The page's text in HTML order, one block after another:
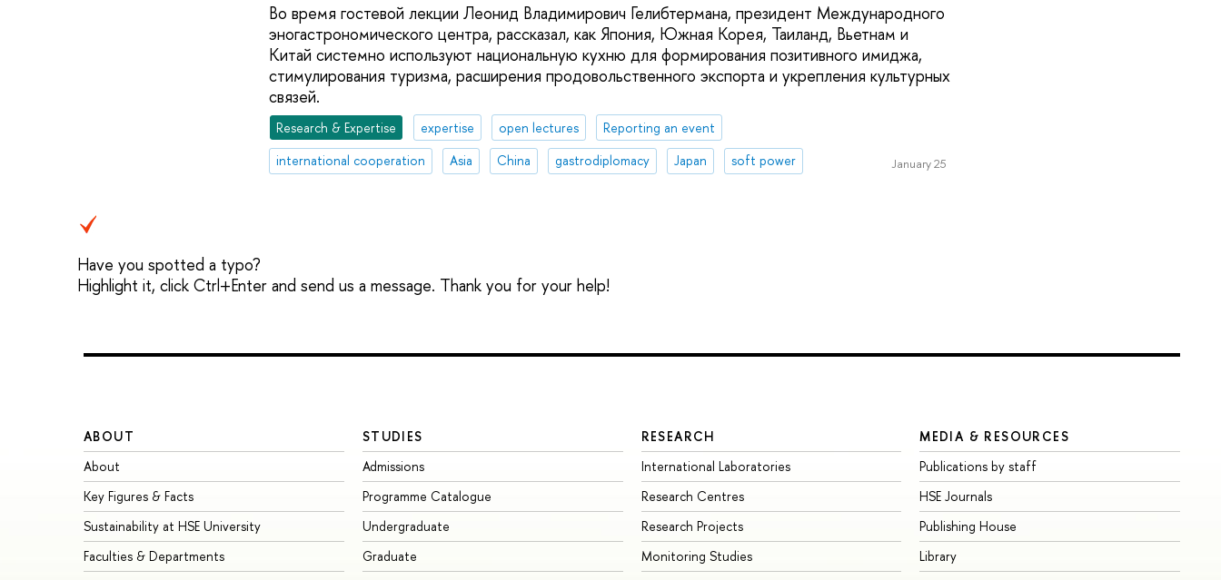
Во время гостевой лекции Леонид Владимирович Гелибтермана, президент Международного
эногастрономического центра, рассказал, как Япония, Южная Корея, Таиланд, Вьетнам и
Китай системно используют национальную кухню для формирования позитивного имиджа,
стимулирования туризма, расширения продовольственного экспорта и укрепления культурных
связей.
Research & Expertise expertise open lectures
Reporting an event
international cooperation
Asia China gastrodiplomacy Japan soft power January 25
Have you spotted a typo?
Highlight it, click Ctrl+Enter and send us a message. Thank you for your help!
ABOUT
About
Key Figures & Facts
Sustainability at HSE University
Faculties & Departments
STUDIES
Admissions
Programme Catalogue
Undergraduate
Graduate
RESEARCH
International Laboratories
Research Centres
Research Projects
Monitoring Studies
MEDIA & RESOURCES
Publications by staff
HSE Journals
Publishing House
Library